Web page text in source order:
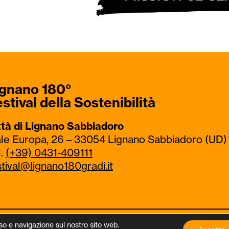
180°
della Sostenibilità
di Lignano Sabbiadoro
Europa, 26 – 33054 Lignano Sabbiadoro (UD)
(+39) 0431-409111
e navigazione sul nostro sito web.